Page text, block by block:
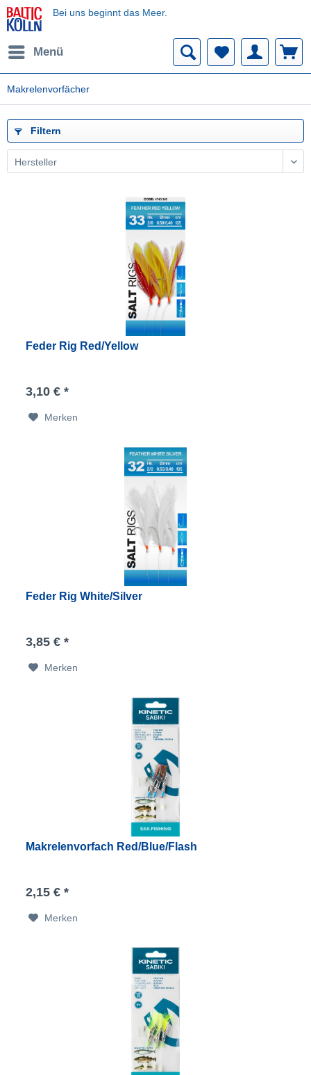
Bei uns beginnt das Meer.
Menü
Makrelenvorfächer
Filtern
Feder Rig Red/Yellow
3,10 € *
Merken
Feder Rig White/Silver
3,85 € *
Merken
Makrelenvorfach Red/Blue/Flash
2,15 € *
Merken